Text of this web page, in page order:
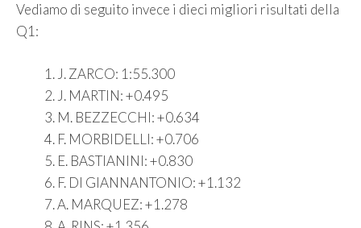
Vediamo di seguito invece i dieci migliori risultati della
Q1:
J. ZARCO: 1:55.300
J. MARTIN: +0.495
M. BEZZECCHI: +0.634
F. MORBIDELLI: +0.706
E. BASTIANINI: +0.830
F. DI GIANNANTONIO: +1.132
A. MARQUEZ: +1.278